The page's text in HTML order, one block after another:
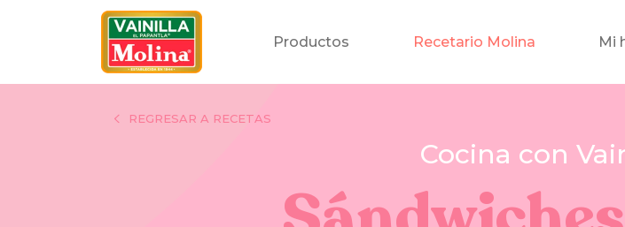
Productos Recetario Molina Mi
REGRESAR A RECETAS
Cocina con